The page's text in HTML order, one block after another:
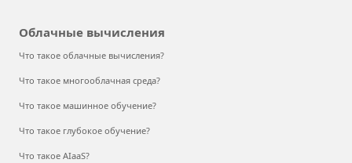
Облачные вычисления
Что такое облачные вычисления?
Что такое многооблачная среда?
Что такое машинное обучение?
Что такое глубокое обучение?
Что такое AIaaS?